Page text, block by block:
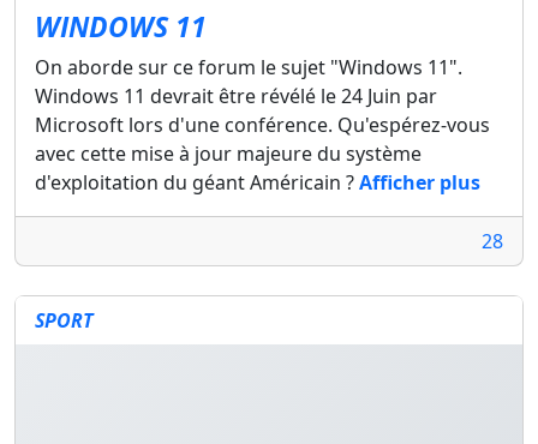
WINDOWS 11
On aborde sur ce forum le sujet "Windows 11".
Windows 11 devrait être révélé le 24 Juin par
Microsoft lors d'une conférence. Qu'espérez-vous
avec cette mise à jour majeure du système
d'exploitation du géant Américain ?Afficher plus
28
SPORT